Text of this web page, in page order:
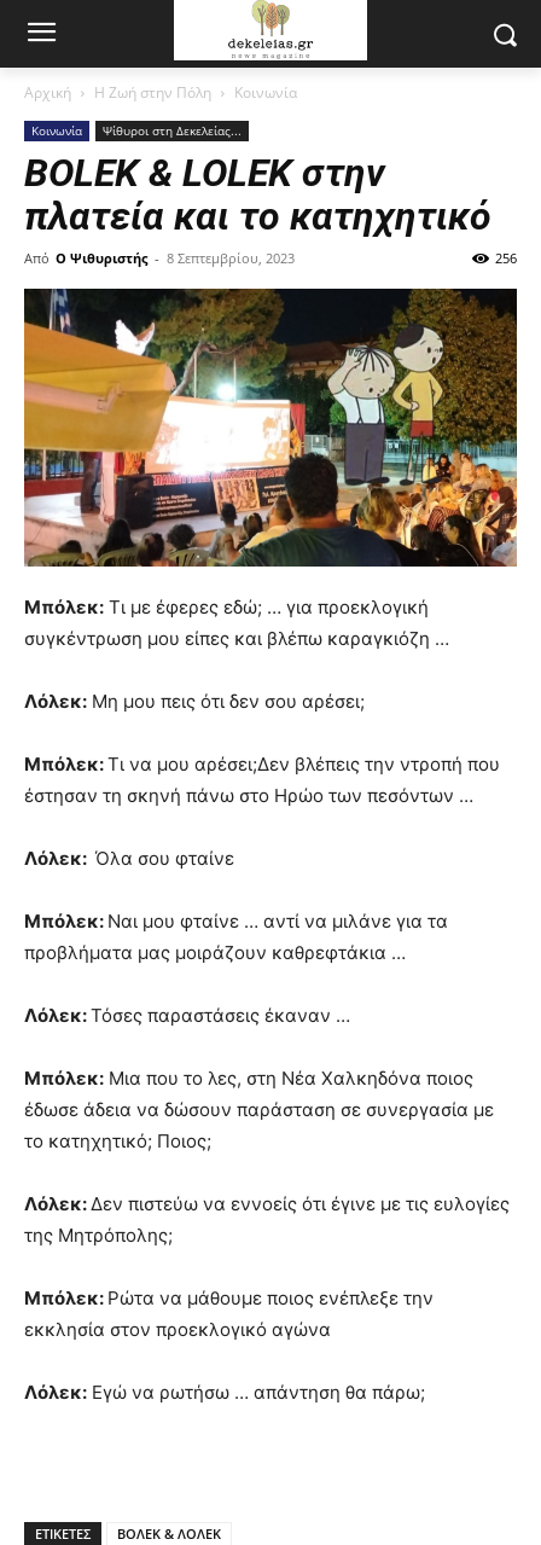
Αρχική Η Ζωή στην Πόλη Κοινωνία
Κοινωνία Ψίθυροι στη Δεκελείας...
BOLEK & LOLEK στην
πλατεία και το κατηχητικό
Από Ο Ψιθυριστής - 8 Σεπτεμβρίου, 2023 256
Μπόλεκ: Τι με έφερες εδώ; … για προεκλογική
συγκέντρωση μου είπες και βλέπω καραγκιόζη …
Λόλεκ: Μη μου πεις ότι δεν σου αρέσει;
Μπόλεκ:Τι να μου αρέσει;Δεν βλέπεις την ντροπή που
έστησαν τη σκηνή πάνω στο Ηρώο των πεσόντων …
Λόλεκ: Όλα σου φταίνε
Μπόλεκ: Ναι μου φταίνε … αντί να μιλάνε για τα
προβλήματα μας μοιράζουν καθρεφτάκια …
Λόλεκ:Τόσες παραστάσεις έκαναν …
Μπόλεκ: Μια που το λες, στη Νέα Χαλκηδόνα ποιος
έδωσε άδεια να δώσουν παράσταση σε συνεργασία με
το κατηχητικό; Ποιος;
Λόλεκ: Δεν πιστεύω να εννοείς ότι έγινε με τις ευλογίες
της Μητρόπολης;
Μπόλεκ: Ρώτα να μάθουμε ποιος ενέπλεξε την
εκκλησία στον προεκλογικό αγώνα
Λόλεκ: Εγώ να ρωτήσω … απάντηση θα πάρω;
ΕΤΙΚΕΤΕΣ ΒΟΛΕΚ & ΛΟΛΕΚ